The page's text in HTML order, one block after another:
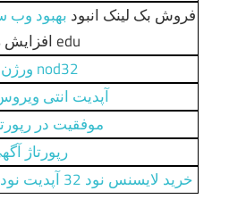
فروش بک لینک انبود بهبود وب
edu افزایش رتبه
nod32 ورژن 16
آپدیت انتی ویروس
موفقیت در
رپورتاژ
خرید لایسنس نود 32 آپدیت نود 32 لایسنس کی ESET